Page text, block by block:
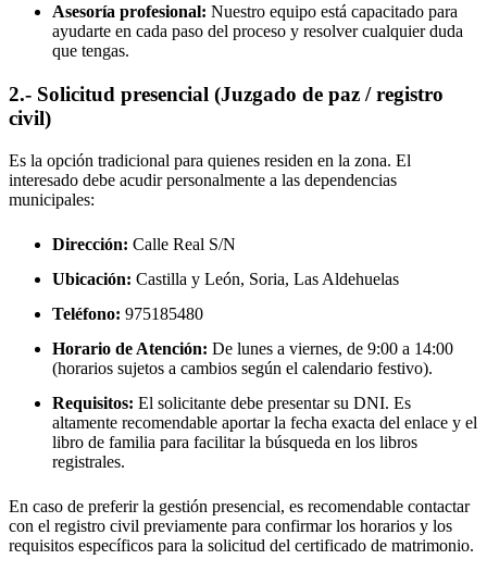
Asesoría profesional: Nuestro equipo está capacitado para
ayudarte en cada paso del proceso y resolver cualquier duda
que tengas.
2.- Solicitud presencial (Juzgado de paz / registro
civil)
Es la opción tradicional para quienes residen en la zona. El
interesado debe acudir personalmente a las dependencias
municipales:
Dirección: Calle Real S/N
Ubicación: Castilla y León, Soria, Las Aldehuelas
Teléfono: 975185480
Horario de Atención: De lunes a viernes, de 9:00 a 14:00
(horarios sujetos a cambios según el calendario festivo).
Requisitos: El solicitante debe presentar su DNI. Es
altamente recomendable aportar la fecha exacta del enlace y el
libro de familia para facilitar la búsqueda en los libros
registrales.
En caso de preferir la gestión presencial, es recomendable contactar
con el registro civil previamente para confirmar los horarios y los
requisitos específicos para la solicitud del certificado de matrimonio.